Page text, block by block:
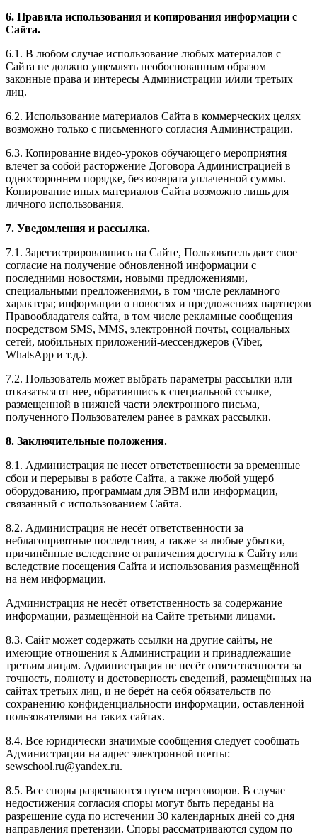
6. Правила использования и копирования информации с
Сайта.
6.1. В любом случае использование любых материалов с
Сайта не должно ущемлять необоснованным образом
законные права и интересы Администрации и/или третьих
лиц.
6.2. Использование материалов Сайта в коммерческих целях
возможно только с письменного согласия Администрации.
6.3. Копирование видео-уроков обучающего мероприятия
влечет за собой расторжение Договора Администрацией в
одностороннем порядке, без возврата уплаченной суммы.
Копирование иных материалов Сайта возможно лишь для
личного использования.
7. Уведомления и рассылка.
7.1. Зарегистрировавшись на Сайте, Пользователь дает свое
согласие на получение обновленной информации с
последними новостями, новыми предложениями,
специальными предложениями, в том числе рекламного
характера; информации о новостях и предложениях партнеров
Правообладателя сайта, в том числе рекламные сообщения
посредством SMS, MMS, электронной почты, социальных
сетей, мобильных приложений-мессенджеров (Viber,
WhatsApp и т.д.).
7.2. Пользователь может выбрать параметры рассылки или
отказаться от нее, обратившись к специальной ссылке,
размещенной в нижней части электронного письма,
полученного Пользователем ранее в рамках рассылки.
8. Заключительные положения.
8.1. Администрация не несет ответственности за временные
сбои и перерывы в работе Сайта, а также любой ущерб
оборудованию, программам для ЭВМ или информации,
связанный с использованием Сайта.
8.2. Администрация не несёт ответственности за
неблагоприятные последствия, а также за любые убытки,
причинённые вследствие ограничения доступа к Сайту или
вследствие посещения Сайта и использования размещённой
на нём информации.
Администрация не несёт ответственность за содержание
информации, размещённой на Сайте третьими лицами.
8.3. Сайт может содержать ссылки на другие сайты, не
имеющие отношения к Администрации и принадлежащие
третьим лицам. Администрация не несёт ответственности за
точность, полноту и достоверность сведений, размещённых на
сайтах третьих лиц, и не берёт на себя обязательств по
сохранению конфиденциальности информации, оставленной
пользователями на таких сайтах.
8.4. Все юридически значимые сообщения следует сообщать
Администрации на адрес электронной почты:
sewschool.ru@yandex.ru.
8.5. Все споры разрешаются путем переговоров. В случае
недостижения согласия споры могут быть переданы на
разрешение суда по истечении 30 календарных дней со дня
направления претензии. Споры рассматриваются судом по